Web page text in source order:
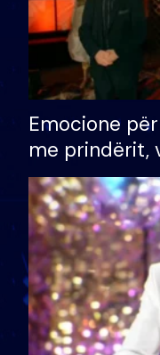
Emocione
me prindërit,
divorci apo